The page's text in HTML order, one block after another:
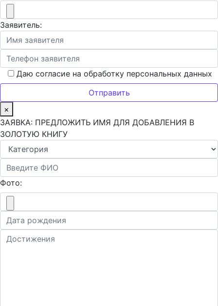
Заявитель:
Даю согласие на обработку персональных данных
×
ЗАЯВКА: ПРЕДЛОЖИТЬ ИМЯ ДЛЯ ДОБАВЛЕНИЯ В
ЗОЛОТУЮ КНИГУ
Фото: